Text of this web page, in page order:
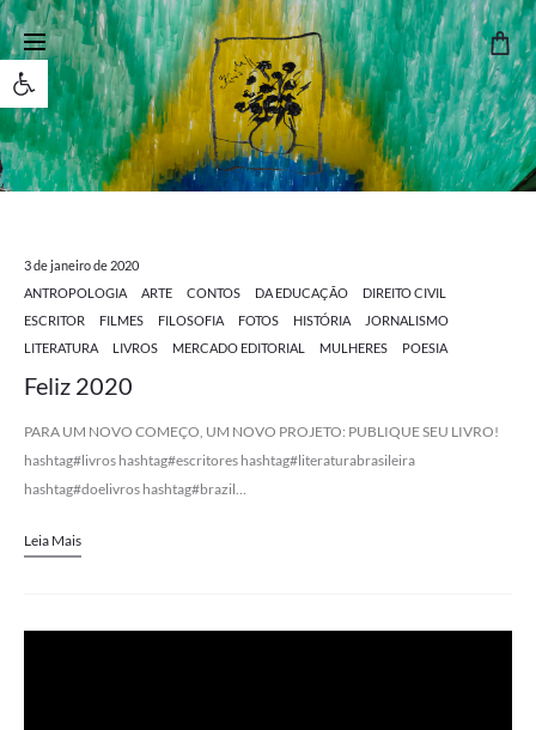
Open toolbar
3 de janeiro de 2020
ANTROPOLOGIA
ARTE CONTOS DA EDUCAÇÃO
DIREITO CIVIL
ESCRITOR
FILMES FILOSOFIA FOTOS HISTÓRIA
JORNALISMO
LITERATURA
LIVROS MERCADO EDITORIAL MULHERES POESIA
Feliz 2020
PARA UM NOVO COMEÇO, UM NOVO PROJETO: PUBLIQUE SEU LIVRO!
hashtag#livros hashtag#escritores hashtag#literaturabrasileira
hashtag#doelivros hashtag#brazil…
Leia Mais